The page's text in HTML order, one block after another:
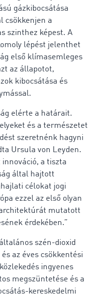
gázkibocsátása
csökkenjen a
szinthez képest. A
lépést jelenthet
első klímasemleges
az állapotot,
kibocsátása és
elérte a határait.
és a természetet
szeretnénk hagyni
Ursula von Leyden.
innováció, a tiszta
által hajtott
célokat jogi
ezzel az első olyan
mutatott
érdekében.”
szén-dioxid
az éves csökkentési
ingyenes
megszüntetése és a
kereskedelmi